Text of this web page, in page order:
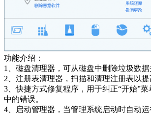
功能介绍：
1、磁盘清理器，可从磁盘中删除垃圾数据
2、注册表清理器，扫描和清理注册表以提
3、快捷方式修复程序，用于纠正“开始”
中的错误。
4、启动管理器，当管理系统启动时自动运